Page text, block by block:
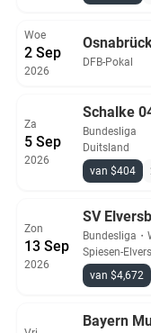
Woe
2 Sep
2026
DFB-Pokal
Za
5 Sep
2026
Schalke
Bundesliga
Duitsland
van $404
Zon
13 Sep
2026
SV
Bundesliga ・
Spiesen-
van $4,672
Bayern